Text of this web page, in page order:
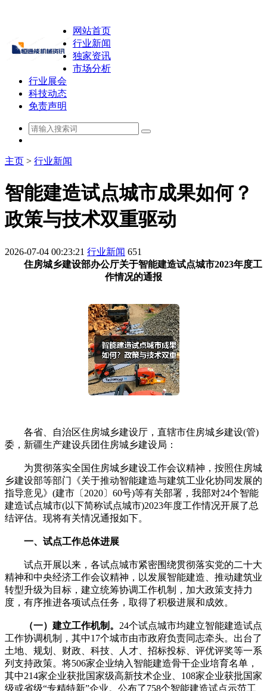
网站首页
行业新闻
独家资讯
市场分析
行业展会
科技动态
免责声明
主页 > 行业新闻
智能建造试点城市成果如何？
政策与技术双重驱动
2026-07-04 00:23:21 行业新闻 651
住房城乡建设部办公厅关于智能建造试点城市2023年度工
作情况的通报
各省、自治区住房城乡建设厅，直辖市住房城乡建设(管)
委，新疆生产建设兵团住房城乡建设局：
为贯彻落实全国住房城乡建设工作会议精神，按照住房城
乡建设部等部门《关于推动智能建造与建筑工业化协同发展的
指导意见》(建市〔2020〕60号)等有关部署，我部对24个智能
建造试点城市(以下简称试点城市)2023年度工作情况开展了总
结评估。现将有关情况通报如下。
一、试点工作总体进展
试点开展以来，各试点城市紧密围绕贯彻落实党的二十大
精神和中央经济工作会议精神，以发展智能建造、推动建筑业
转型升级为目标，建立统筹协调工作机制，加大政策支持力
度，有序推进各项试点任务，取得了积极进展和成效。
（一）建立工作机制。 24个试点城市均建立智能建造试点
工作协调机制，其中17个城市由市政府负责同志牵头。出台了
土地、规划、财政、科技、人才、招标投标、评优评奖等一系
列支持政策。将506家企业纳入智能建造骨干企业培育名单，
其中214家企业获批国家级高新技术企业、108家企业获批国家
级或省级“专精特新”企业。公布了758个智能建造试点示范工